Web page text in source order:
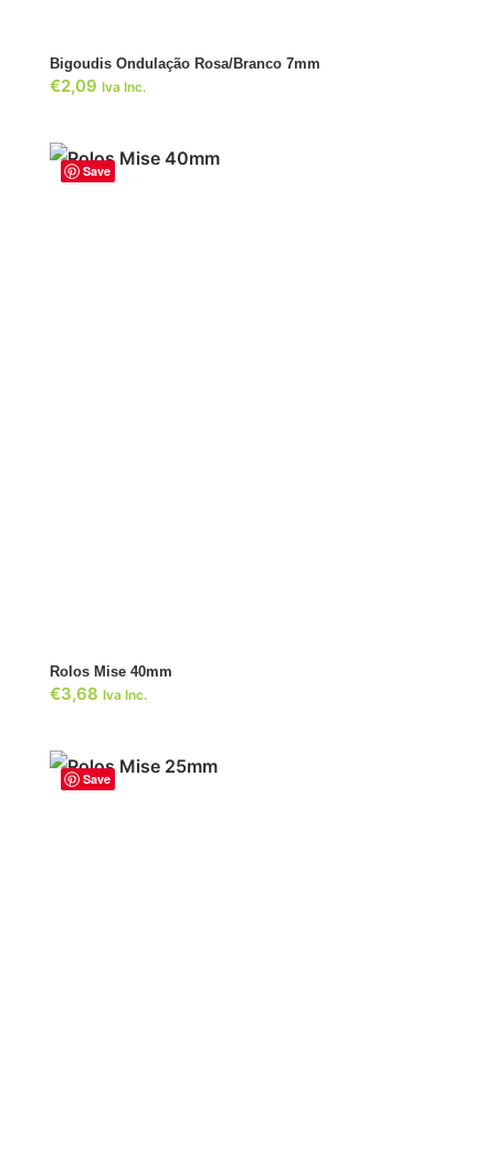
Bigoudis Ondulação Rosa/Branco 7mm
€2,09 Iva Inc.
Save
Rolos Mise 40mm
€3,68 Iva Inc.
Save